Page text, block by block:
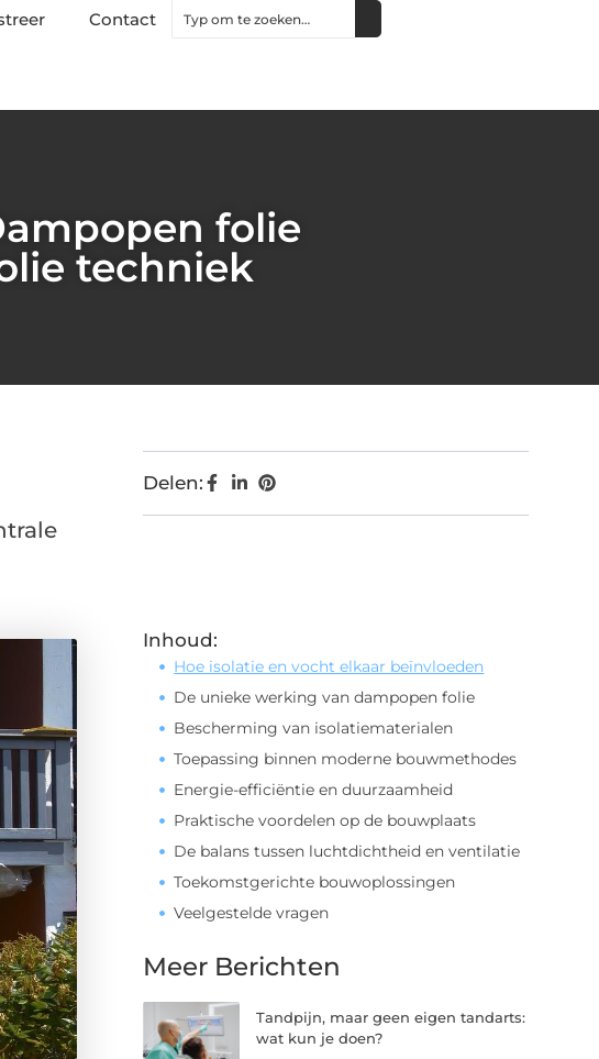
Contact
folie
techniek
Delen:
Inhoud:
Hoe isolatie en vocht elkaar beïnvloeden
De unieke werking van dampopen folie
Bescherming van isolatiematerialen
Toepassing binnen moderne bouwmethodes
Energie-efficiëntie en duurzaamheid
Praktische voordelen op de bouwplaats
De balans tussen luchtdichtheid en ventilatie
Toekomstgerichte bouwoplossingen
Veelgestelde vragen
Meer Berichten
Tandpijn, maar geen eigen tandarts:
wat kun je doen?